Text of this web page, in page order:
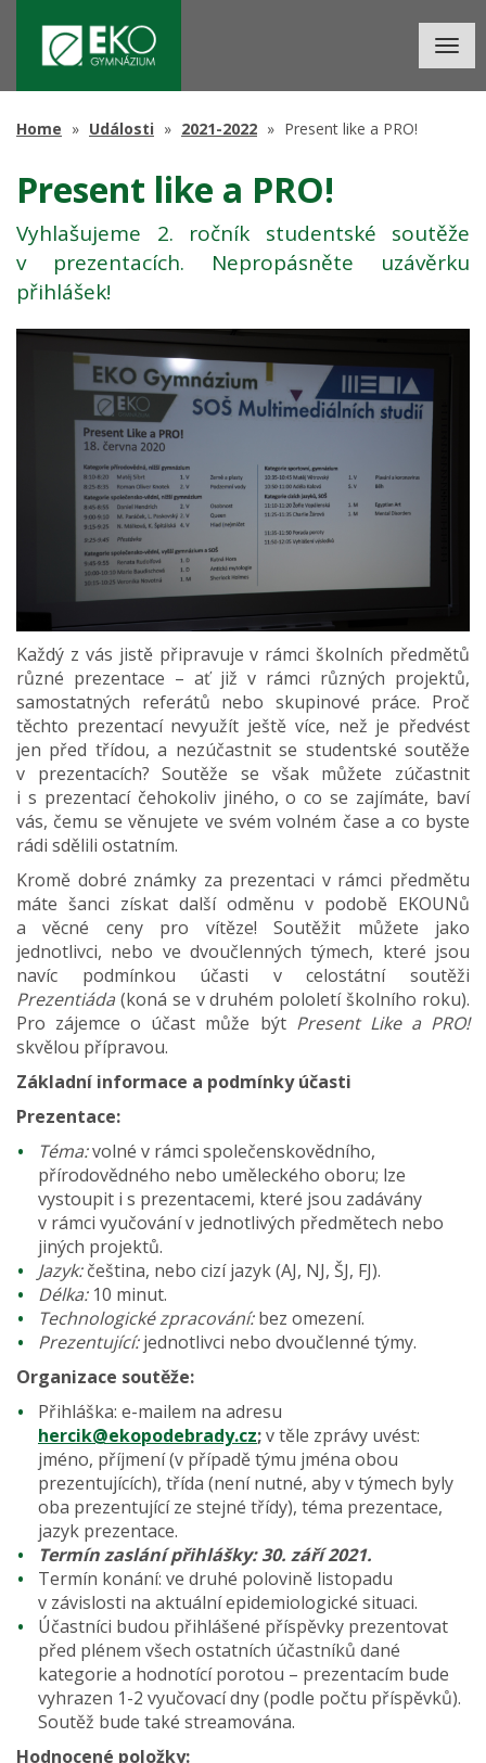
Home Události 2021-2022 Present like a PRO!
Present like a PRO!
Vyhlašujeme 2. ročník studentské soutěže
v prezentacích. Nepropásněte uzávěrku
přihlášek!
Každý z vás jistě připravuje v rámci školních předmětů
různé prezentace – ať již v rámci různých projektů,
samostatných referátů nebo skupinové práce. Proč
těchto prezentací nevyužít ještě více, než je předvést
jen před třídou, a nezúčastnit se studentské soutěže
v prezentacích? Soutěže se však můžete zúčastnit
i s prezentací čehokoliv jiného, o co se zajímáte, baví
vás, čemu se věnujete ve svém volném čase a co byste
rádi sdělili ostatním.
Kromě dobré známky za prezentaci v rámci předmětu
máte šanci získat další odměnu v podobě EKOUNů
a věcné ceny pro vítěze! Soutěžit můžete jako
jednotlivci, nebo ve dvoučlenných týmech, které jsou
navíc podmínkou účasti v celostátní soutěži
Prezentiáda (koná se v druhém pololetí školního roku).
Pro zájemce o účast může být Present Like a PRO!
skvělou přípravou.
Základní informace a podmínky účasti
Prezentace:
Téma:volné v rámci společenskovědního,
přírodovědného nebo uměleckého oboru; lze
vystoupit i s prezentacemi, které jsou zadávány
v rámci vyučování v jednotlivých předmětech nebo
jiných projektů.
Jazyk:čeština, nebo cizí jazyk (AJ, NJ, ŠJ, FJ).
Délka:10 minut.
Technologické zpracování:bez omezení.
Prezentující:jednotlivci nebo dvoučlenné týmy.
Organizace soutěže:
Přihláška: e-mailem na adresu
hercik@ekopodebrady.cz;v těle zprávy uvést:
jméno, příjmení (v případě týmu jména obou
prezentujících), třída (není nutné, aby v týmech byly
oba prezentující ze stejné třídy), téma prezentace,
jazyk prezentace.
Termín zaslání přihlášky: 30. září 2021.
Termín konání: ve druhé polovině listopadu
v závislosti na aktuální epidemiologické situaci.
Účastníci budou přihlášené příspěvky prezentovat
před plénem všech ostatních účastníků dané
kategorie a hodnotící porotou – prezentacím bude
vyhrazen 1-2 vyučovací dny (podle počtu příspěvků).
Soutěž bude také streamována.
Hodnocené položky: